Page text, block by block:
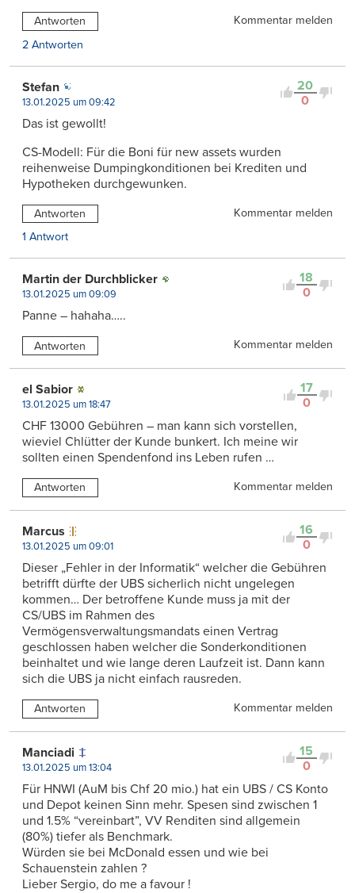
Antworten
Kommentar melden
2 Antworten
20
0
Stefan
13.01.2025 um 09:42
Das ist gewollt!
CS-Modell: Für die Boni für new assets wurden
reihenweise Dumpingkonditionen bei Krediten und
Hypotheken durchgewunken.
Antworten
Kommentar melden
1 Antwort
18
0
Martin der Durchblicker
13.01.2025 um 09:09
Panne – hahaha…..
Antworten Kommentar melden
17
0
el Sabior
13.01.2025 um 18:47
CHF 13000 Gebühren – man kann sich vorstellen,
wieviel Chlütter der Kunde bunkert. Ich meine wir
sollten einen Spendenfond ins Leben rufen …
Antworten Kommentar melden
16
0
Marcus
13.01.2025 um 09:01
Dieser „Fehler in der Informatik“ welcher die Gebühren
betrifft dürfte der UBS sicherlich nicht ungelegen
kommen… Der betroffene Kunde muss ja mit der
CS/UBS im Rahmen des
Vermögensverwaltungsmandats einen Vertrag
geschlossen haben welcher die Sonderkonditionen
beinhaltet und wie lange deren Laufzeit ist. Dann kann
sich die UBS ja nicht einfach rausreden.
Antworten Kommentar melden
15
0
Manciadi
13.01.2025 um 13:04
Für HNWI (AuM bis Chf 20 mio.) hat ein UBS / CS Konto
und Depot keinen Sinn mehr. Spesen sind zwischen 1
und 1.5% “vereinbart”, VV Renditen sind allgemein
(80%) tiefer als Benchmark.
Würden sie bei McDonald essen und wie bei
Schauenstein zahlen ?
Lieber Sergio, do me a favour !